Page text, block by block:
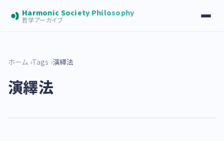
Harmonic Society Philosophy
哲学アーカイブ
ホーム Tags 演繹法
演繹法